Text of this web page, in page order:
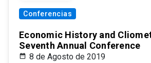
Conferencias
Economic History and
Seventh Annual Conference
8 de Agosto de 2019